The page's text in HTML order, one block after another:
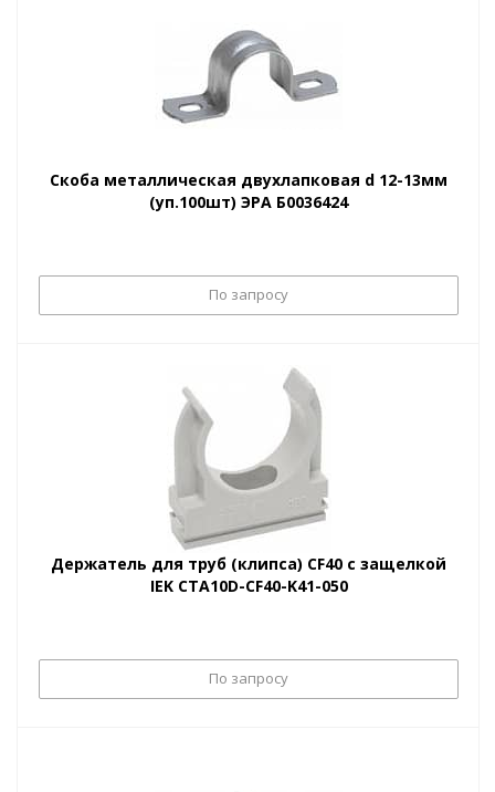
Скоба металлическая двухлапковая d 12-13мм
(уп.100шт) ЭРА Б0036424
По запросу
Держатель для труб (клипса) CF40 с защелкой
IEK CTA10D-CF40-K41-050
По запросу